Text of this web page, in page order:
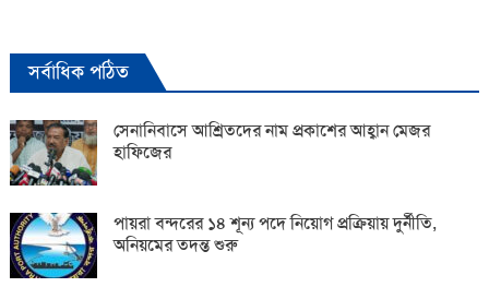
সর্বাধিক পঠিত
সেনানিবাসে আশ্রিতদের নাম প্রকাশের আহ্বান মেজর
হাফিজের
পায়রা বন্দরের ১৪ শূন্য পদে নিয়োগ প্রক্রিয়ায় দুর্নীতি,
অনিয়মের তদন্ত শুরু